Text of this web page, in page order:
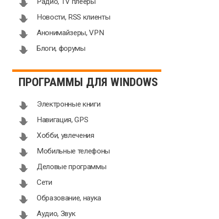
Новости, RSS клиенты
Анонимайзеры, VPN
Блоги, форумы
ПРОГРАММЫ ДЛЯ WINDOWS
Электронные книги
Навигация, GPS
Хобби, увлечения
Мобильные телефоны
Деловые программы
Сети
Образование, наука
Аудио, Звук